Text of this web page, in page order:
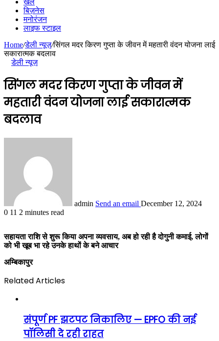
खेल
बिज़नेस
मनोरंजन
लाइफ स्टाइल
Home/डेली न्यूज़/सिंगल मदर किरण गुप्ता के जीवन में महतारी वंदन योजना लाई
सकारात्मक बदलाव
डेली न्यूज़
सिंगल मदर किरण गुप्ता के जीवन में
महतारी वंदन योजना लाई सकारात्मक
बदलाव
admin Send an email December 12, 2024
0 11 2 minutes read
सहायता राशि से शुरू किया अपना व्यवसाय, अब हो रही है दोगुनी कमाई, लोगों
को भी खूब भा रहे उनके हाथों के बने आचार
अम्बिकापुर
Related Articles
संपूर्ण PF झटपट निकालिए — EPFO की नई
पॉलिसी दे रही राहत